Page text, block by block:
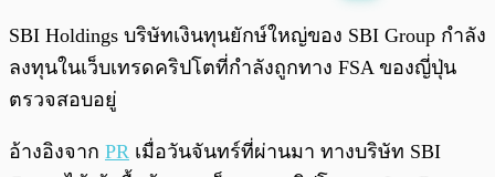
SBI Holdings บริษัทเงินทุนยักษ์ใหญ่ของ SBI Group กำลัง
ลงทุนในเว็บเทรดคริปโตที่กำลังถูกทาง FSA ของญี่ปุ่น
ตรวจสอบอยู่
อ้างอิงจาก PR เมื่อวันจันทร์ที่ผ่านมา ทางบริษัท SBI